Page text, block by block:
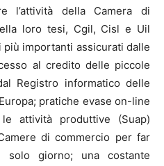
l’attività della Camera di
loro tesi, Cgil, Cisl e Uil
importanti assicurati dalle
al credito delle piccole
Registro informatico delle
pratiche evase on-line
attività produttive (Suap)
di commercio per far
solo giorno; una costante